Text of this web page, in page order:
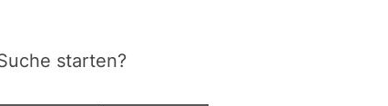
starten?